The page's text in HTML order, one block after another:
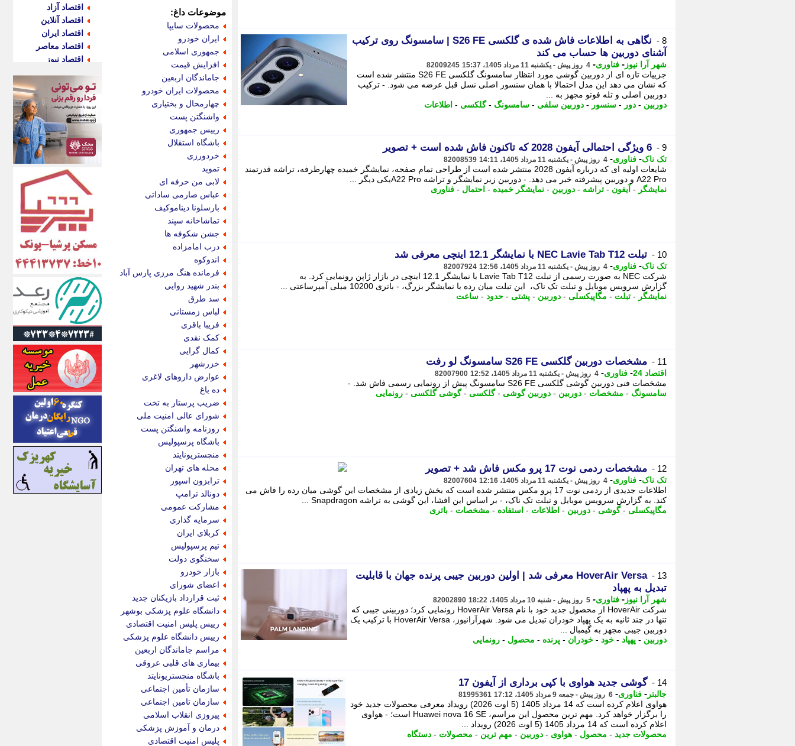
8 -
نگاهی به اطلاعات فاش شده ی گلکسی S26 FE | سامسونگ روی ترکیب
آشنای دوربین ها حساب می کند
شهر آرا نیوز - فناوری- 4 روز پیش - یکشنبه 11 مرداد 1405، 15:37 82009245
جزییات تازه ای از دوربین گوشی مورد انتظار سامسونگ گلکسی S26 FE منتشر شده است
که نشان می دهد این مدل احتمالا با همان سنسور اصلی نسل قبل عرضه می شود. - ترکیب
دوربین اصلی و تله فوتو مجهز به ...
دوربین - دور - سنسور - دوربین سلفی - سامسونگ -گلکسی - اطلاعات
9 - 6 ویژگی احتمالی آیفون 2028 که تاکنون فاش شده است + تصویر
تک ناک- فناوری- 4 روز پیش - یکشنبه 11 مرداد 1405، 14:11 82008539
شایعات اولیه ای که درباره آیفون 2028 منتشر شده است از طراحی تمام صفحه، نمایشگر خمیده چهارطرفه، تراشه قدرتمند
A22 Pro و دوربین پیشرفته خبر می دهد. - دوربین زیر نمایشگر و تراشه A22 Proیکی دیگر ...
نمایشگر - آیفون - تراشه - دوربین - نمایشگر خمیده - احتمال - فناوری
10 - تبلت NEC Lavie Tab T12 با نمایشگر 12.1 اینچی معرفی شد
تک ناک- فناوری- 4 روز پیش - یکشنبه 11 مرداد 1405، 12:56 82007924
شرکت NEC به صورت رسمی از تبلت Lavie Tab T12 با نمایشگر 12.1 اینچی در بازار ژاپن رونمایی کرد. به
گزارش سرویس موبایل و تبلت تک ناک، این تبلت میان رده با نمایشگر بزرگ، - باتری 10200 میلی آمپرساعتی ...
نمایشگر - تبلت - مگاپیکسلی - دوربین - پشتی - حدود - ساعت
11 - مشخصات دوربین گلکسی S26 FE سامسونگ لو رفت
اقتصاد 24 - فناوری- 4 روز پیش - یکشنبه 11 مرداد 1405، 12:52 82007900
مشخصات فنی دوربین گوشی گلکسی S26 FE سامسونگ پیش از رونمایی رسمی فاش شد. -
سامسونگ - مشخصات - دوربین - دوربین گوشی -گلکسی -گوشی گلکسی - رونمایی
12 - مشخصات ردمی نوت 17 پرو مکس فاش شد + تصویر
تک ناک- فناوری- 4 روز پیش - یکشنبه 11 مرداد 1405، 12:16 82007604
اطلاعات جدیدی از ردمی نوت 17 پرو مکس منتشر شده است که بخش زیادی از مشخصات این گوشی میان رده را فاش می
کند. به گزارش سرویس موبایل و تبلت تک ناک، - بر اساس این افشا، این گوشی به تراشه Snapdragon ...
مگاپیکسلی -گوشی - دوربین - اطلاعات - استفاده - مشخصات - باتری
13 -
HoverAir Versa معرفی شد | اولین دوربین جیبی پرنده جهان با قابلیت
تبدیل به پهپاد
شهر آرا نیوز - فناوری- 5 روز پیش - شنبه 10 مرداد 1405، 18:22 82002890
شرکت HoverAir از محصول جدید خود با نام HoverAir Versa رونمایی کرد؛ دوربینی جیبی که
تنها در چند ثانیه به یک پهپاد خودران تبدیل می شود. شهرآرانیوز، HoverAir Versa با ترکیب یک
دوربین جیبی مجهز به گیمبال ...
دوربین - پهپاد - خود - خودران - پرنده - محصول - رونمایی
14 - گوشی جدید هواوی با کپی برداری از آیفون 17
جالبتر - فناوری- 6 روز پیش - جمعه 9 مرداد 1405، 17:12 81995361
هواوی اعلام کرده است که 14 مرداد 1405 (5 اوت 2026) رویداد معرفی محصولات جدید خود
را برگزار خواهد کرد. مهم ترین محصول این مراسم، Huawei nova 16 SE است؛ - هواوی
اعلام کرده است که 14 مرداد 1405 (5 اوت 2026) رویداد ...
محصولات جدید - محصول - هواوی - دوربین - مهم ترین - محصولات - دستگاه
موضوعات داغ:
محصولات سایپا
ایران خودرو
جمهوری اسلامی
افزایش قیمت
جاماندگان اربعین
محصولات ایران خودرو
چهارمحال و بختیاری
واشنگتن پست
رییس جمهوری
باشگاه استقلال
خردورزی
تموید
لابی من حرفه ای
عباس صارمی ساداتی
بارسلونا دیناموکیف
تماشاخانه سپند
جشن شکوفه ها
درب امامزاده
اندوکوه
فرمانده هنگ مرزی پارس آباد
بندر شهید روایی
سد طرق
لباس زمستانی
فریبا باقری
کمک نقدی
کمال گرایی
خزرشهر
عوارض داروهای لاغری
ده باغ
ضریب پرستار به تخت
شورای عالی امنیت ملی
روزنامه واشنگتن پست
باشگاه پرسپولیس
منچستریونایتد
محله های تهران
ترابزون اسپور
دونالد ترامپ
مشارکت عمومی
سرمایه گذاری
کربلای ایران
تیم پرسپولیس
سخنگوی دولت
بازار خودرو
اعضای شورای
ثبت قرارداد بازیکنان جدید
دانشگاه علوم پزشکی بوشهر
رییس پلیس امنیت اقتصادی
رییس دانشگاه علوم پزشکی
مراسم جاماندگان اربعین
بیماری های قلبی عروقی
باشگاه منچستریونایتد
سازمان تأمین اجتماعی
سازمان تامین اجتماعی
پیروزی انقلاب اسلامی
درمان و آموزش پزشکی
پلیس امنیت اقتصادی
اقتصاد آزاد
اقتصاد آنلاین
اقتصاد ایران
اقتصاد معاصر
اقتصاد نیوز
اکوفارس
اکونگار
اکونیوز
الف
انتشار آنلاین
اندیشه قرن
اندیشه معاصر
اندیشه ها
انرژی پرس
ای استخدام
ایتنا
ایراف
ایران آرت
ایران آنلاین
ایران زندگی
ایران فوری
ایرانی روز
ایرانیتال
ایرنا
ایسکانیوز
ایسنا
ایکنا
ایلنا
اینتیتر
ایونا نیوز
بازتاب آنلاین
باشگاه خبرنگاران
باغستان نیوز
بامبوک
ببین و بخون
بدینسان
بنکر